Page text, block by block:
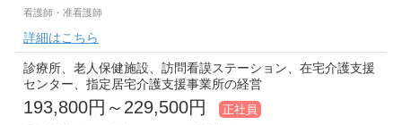
看護師・准看護師
詳細はこちら
診療所、老人保健施設、訪問看謨ステーション、在宅介護支援
センター、指定居宅介護支援事業所の経営
193,800円～229,500円 正社員